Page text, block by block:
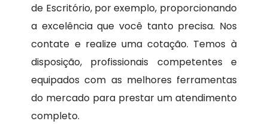
de Escritório, por exemplo, proporcionando
a excelência que você tanto precisa. Nos
contate e realize uma cotação. Temos à
disposição, profissionais competentes e
equipados com as melhores ferramentas
do mercado para prestar um atendimento
completo.